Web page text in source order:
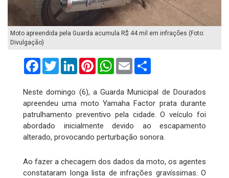
Moto apreendida pela Guarda acumula R$ 44 mil em infrações (Foto:
Divulgação)
FacebookTwitterLinkedInPinterestWhatsApp
Email
Neste domingo (6), a Guarda Municipal de Dourados
apreendeu uma moto Yamaha Factor prata durante
patrulhamento preventivo pela cidade. O veículo foi
abordado inicialmente devido ao escapamento
alterado, provocando perturbação sonora.
Ao fazer a checagem dos dados da moto, os agentes
constataram longa lista de infrações gravíssimas. O